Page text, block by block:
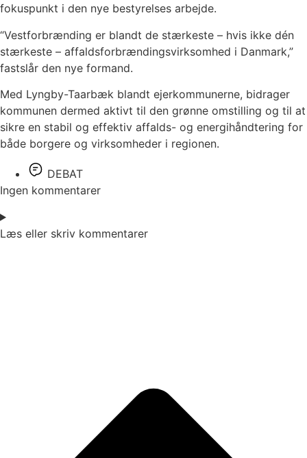
fokuspunkt i den nye bestyrelses arbejde.
“Vestforbrænding er blandt de stærkeste – hvis ikke dén
stærkeste – affaldsforbrændingsvirksomhed i Danmark,”
fastslår den nye formand.
Med Lyngby-Taarbæk blandt ejerkommunerne, bidrager
kommunen dermed aktivt til den grønne omstilling og til at
sikre en stabil og effektiv affalds- og energihåndtering for
både borgere og virksomheder i regionen.
DEBAT
Ingen kommentarer
Læs eller skriv kommentarer